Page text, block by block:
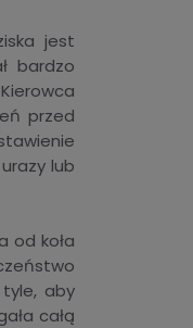
jest
bardzo
przed
lub
od koła
aby
całą